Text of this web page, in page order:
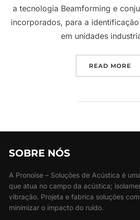
a tecnologia Beamforming e
incorporados, para a
em unidades
READ MORE
SOBRE NÓS
A Pronoise – Soluções de Acústica é
que atua no campo da acústica;
vibração. Projeta e fabrica soluções
minimizar o impacto do ruído.